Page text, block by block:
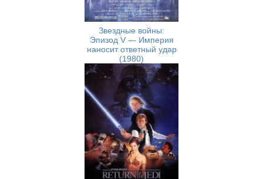
Звездные войны:
Эпизод V — Империя
наносит ответный удар
(1980)